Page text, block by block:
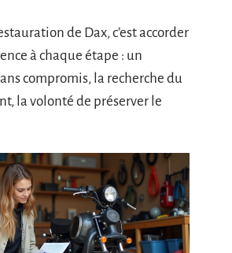
de Dax, c’est accorder
à chaque étape : un
compromis, la recherche du
la volonté de préserver le